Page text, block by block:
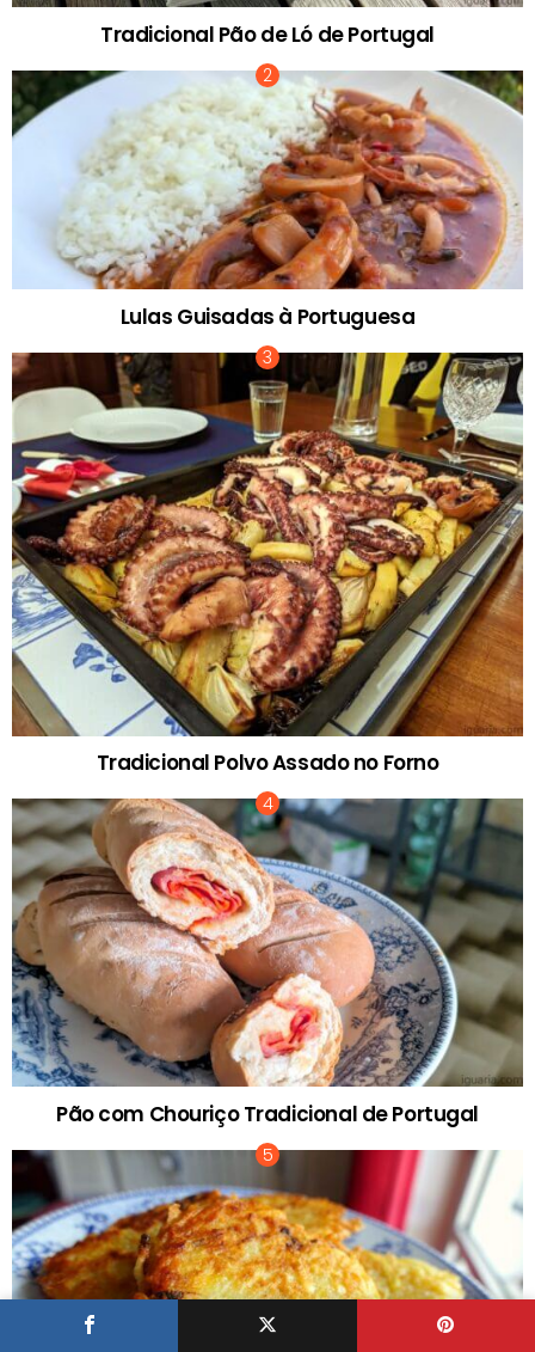
Tradicional Pão de Ló de Portugal
Lulas Guisadas à Portuguesa
Tradicional Polvo Assado no Forno
Pão com Chouriço Tradicional de Portugal